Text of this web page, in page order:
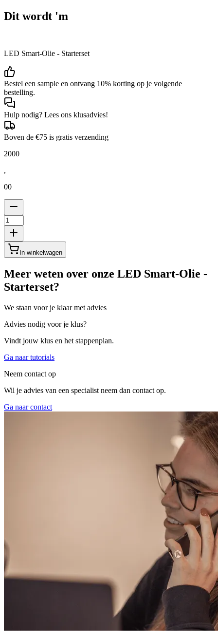
Dit wordt 'm
LED Smart-Olie - Starterset
Bestel een sample en ontvang 10% korting op je volgende
bestelling.
Hulp nodig? Lees ons klusadvies!
Boven de €75 is gratis verzending
2000
,
00
In winkelwagen
Meer weten over onze LED Smart-Olie -
Starterset?
We staan voor je klaar met advies
Advies nodig voor je klus?
Vindt jouw klus en het stappenplan.
Ga naar tutorials
Neem contact op
Wil je advies van een specialist neem dan contact op.
Ga naar contact